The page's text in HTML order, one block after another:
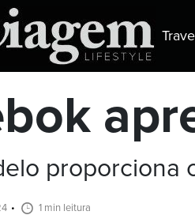
proporciona
1 min leitura